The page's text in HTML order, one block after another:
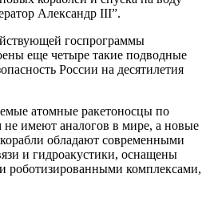
Александр III”.
госпрограммы
еще четыре такие подводные
России на десятилетия
атомные ракетоносцы по
не имеют аналогов в мире, а новые
обладают современными
и гидроакустики, оснащены
роботизированными комплексами,